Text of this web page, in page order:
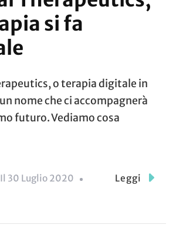
si fa
o terapia digitale in
nome che ci accompagnerà
futuro. Vediamo cosa
30 Luglio 2020 Leggi